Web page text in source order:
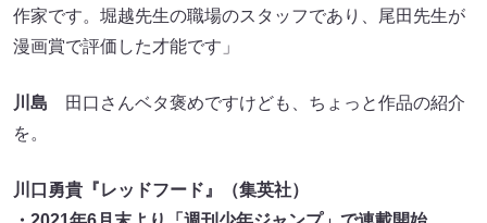
作家です。堀越先生の職場のスタッフであり、尾田先生が
漫画賞で評価した才能です」
川島 田口さんベタ褒めですけども、ちょっと作品の紹介
を。
川口勇貴『レッドフード』（集英社）